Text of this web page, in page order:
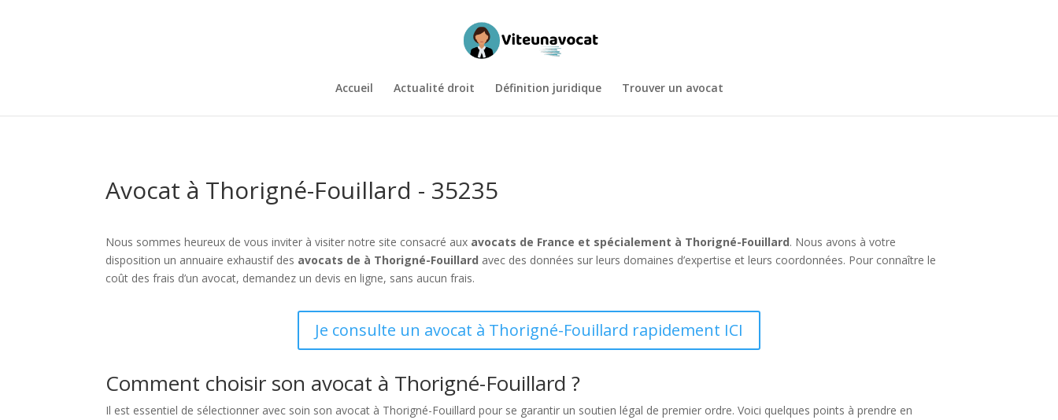
Accueil Actualité droit Définition juridique Trouver un avocat
Avocat à Thorigné-Fouillard - 35235
Nous sommes heureux de vous inviter à visiter notre site consacré aux avocats de France et spécialement à Thorigné-Fouillard. Nous avons à votre
disposition un annuaire exhaustif des avocats de à Thorigné-Fouillard avec des données sur leurs domaines d’expertise et leurs coordonnées. Pour connaître le
coût des frais d’un avocat, demandez un devis en ligne, sans aucun frais.
Je consulte un avocat à Thorigné-Fouillard rapidement ICI
Comment choisir son avocat à Thorigné-Fouillard ?
Il est essentiel de sélectionner avec soin son avocat à Thorigné-Fouillard pour se garantir un soutien légal de premier ordre. Voici quelques points à prendre en